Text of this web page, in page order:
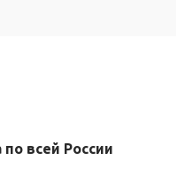
всей России